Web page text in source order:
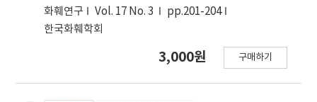
화훼연구 Vol. 17 No. 3
pp.201-204
한국화훼학회
3,000원 구매하기